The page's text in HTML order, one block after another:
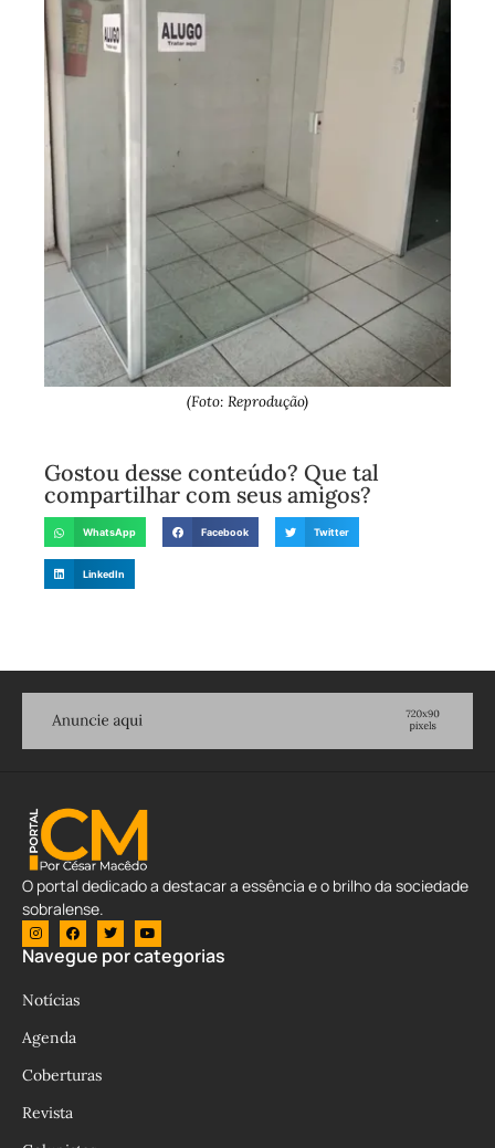
(Foto: Reprodução)
Gostou desse conteúdo? Que tal
compartilhar com seus amigos?
WhatsApp Facebook Twitter
LinkedIn
O portal dedicado a destacar a essência e o brilho da sociedade
sobralense.
Navegue por categorias
Notícias
Agenda
Coberturas
Revista